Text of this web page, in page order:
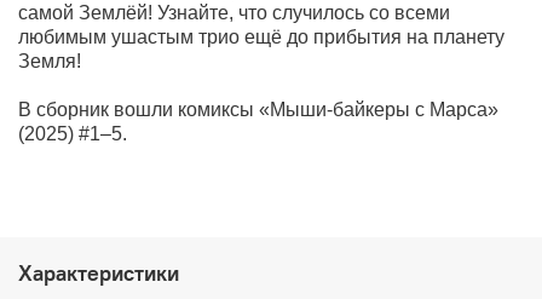
самой Землёй! Узнайте, что случилось со всеми
любимым ушастым трио ещё до прибытия на планету
Земля!
В сборник вошли комиксы «Мыши-байкеры с Марса»
(2025) #1–5.
Характеристики